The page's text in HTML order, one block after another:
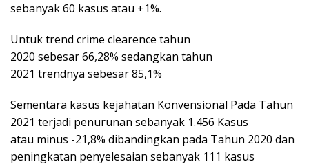
sebanyak 60 kasus atau +1%.
Untuk trend crime clearence tahun
2020 sebesar 66,28% sedangkan tahun
2021 trendnya sebesar 85,1%
Sementara kasus kejahatan Konvensional Pada Tahun
2021 terjadi penurunan sebanyak 1.456 Kasus
atau minus -21,8% dibandingkan pada Tahun 2020 dan
peningkatan penyelesaian sebanyak 111 kasus